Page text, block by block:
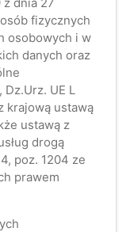
fizycznych
osobowych i w
danych oraz
UE L
krajową ustawą
ustawą z
drogą
poz. 1204 ze
prawem